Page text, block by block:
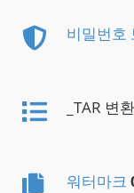
비밀번호
_TAR 변환
워터마크